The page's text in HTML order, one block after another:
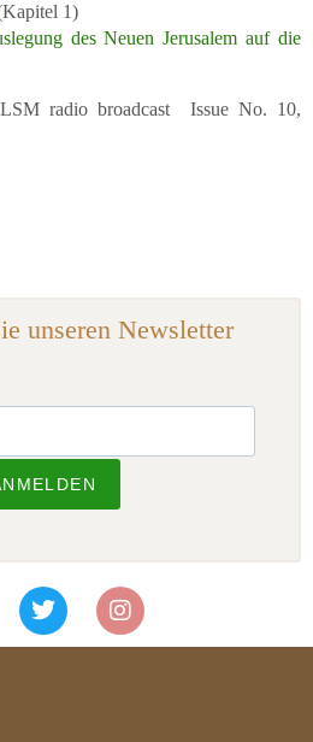
1)
des Neuen Jerusalem auf die
radio broadcast Issue No. 10,
unseren Newsletter